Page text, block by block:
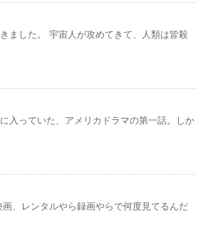
ました。 宇宙人が攻めてきて、人類は皆殺
入っていた、アメリカドラマの第一話。しか
、レンタルやら録画やらで何度見てるんだ